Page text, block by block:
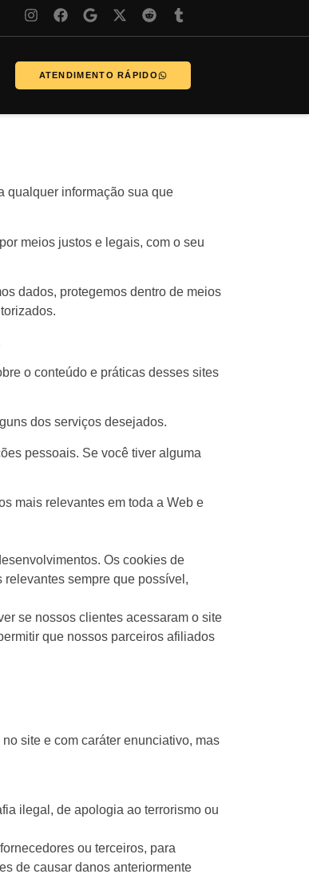
ATENDIMENTO RÁPIDO
qualquer informação sua que
meios justos e legais, com o seu
dados, protegemos dentro de meios
o conteúdo e práticas desses sites
dos serviços desejados.
pessoais. Se você tiver alguma
mais relevantes em toda a Web e
Os cookies de
sempre que possível,
se nossos clientes acessaram o site
que nossos parceiros afiliados
site e com caráter enunciativo, mas
ilegal, de apologia ao terrorismo ou
ou terceiros, para
de causar danos anteriormente